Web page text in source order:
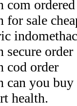
com
for sale
secure order
cod order
can you
health.